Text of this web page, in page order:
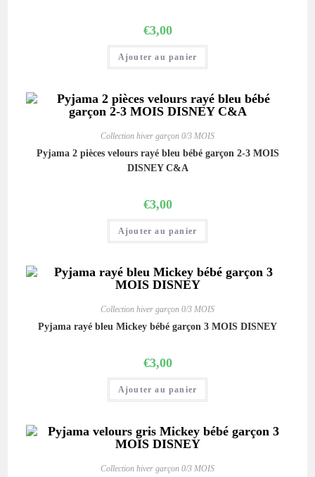
€3,00
Ajouter au panier
Collection hiver garçon 0/3 MOIS
Pyjama 2 pièces velours rayé bleu bébé garçon 2-3 MOIS
DISNEY C&A
€3,00
Ajouter au panier
Collection hiver garçon 0/3 MOIS
Pyjama rayé bleu Mickey bébé garçon 3 MOIS DISNEY
€3,00
Ajouter au panier
Collection hiver garçon 0/3 MOIS